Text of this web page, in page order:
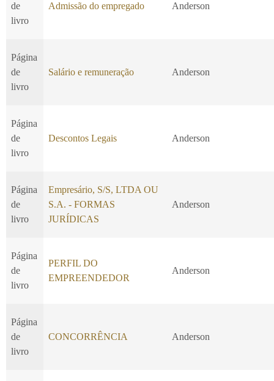
de
livro
Admissão do empregado Anderson
Página
de
livro
Salário e remuneração Anderson
Página
de
livro
Descontos Legais Anderson
Página
de
livro
Empresário, S/S, LTDA OU
S.A. - FORMAS
JURÍDICAS
Anderson
Página
de
livro
PERFIL DO
EMPREENDEDOR
Anderson
Página
de
livro
CONCORRÊNCIA Anderson